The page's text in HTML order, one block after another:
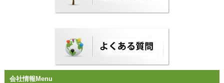
会社情報Menu